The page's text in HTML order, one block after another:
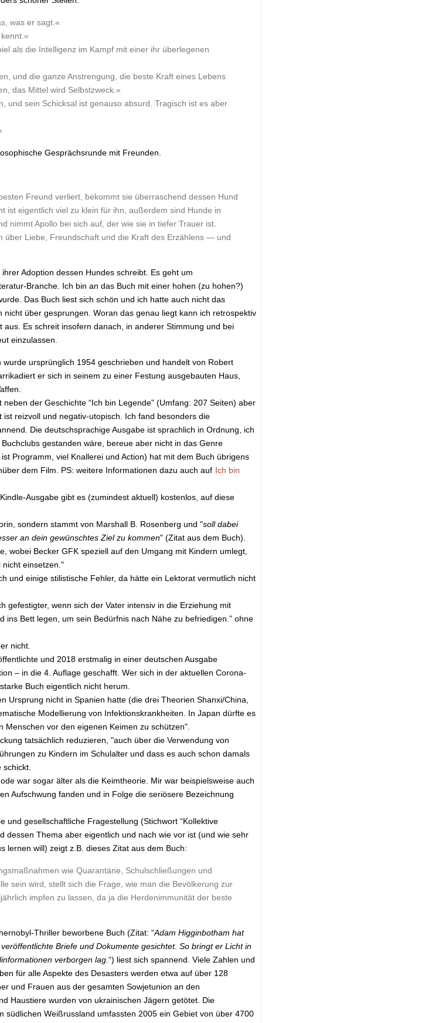
was er sagt.«
als die Intelligenz im Kampf mit einer ihr überlegenen
und die ganze Anstrengung, die beste Kraft eines Lebens
das Mittel wird Selbstzweck.«
und sein Schicksal ist genauso absurd. Tragisch ist es aber
Gesprächsrunde mit Freunden.
Freund verliert, bekommt sie überraschend dessen Hund
ist eigentlich viel zu klein für ihn, außerdem sind Hunde in
nimmt Apollo bei sich auf, der wie sie in tiefer Trauer ist.
über Liebe, Freundschaft und die Kraft des Erzählens — und
Adoption dessen Hundes schreibt. Es geht um
Branche. Ich bin an das Buch mit einer hohen (zu hohen?)
Das Buch liest sich schön und ich hatte auch nicht das
nicht über gesprungen. Woran das genau liegt kann ich retrospektiv
Es schreit insofern danach, in anderer Stimmung und bei
einzulassen.
wurde ursprünglich 1954 geschrieben und handelt von Robert
er sich in seinem zu einer Festung ausgebauten Haus,
der Geschichte “Ich bin Legende” (Umfang: 207 Seiten) aber
reizvoll und negativ-utopisch. Ich fand besonders die
Die deutschsprachige Ausgabe ist sprachlich in Ordnung, ich
gestanden wäre, bereue aber nicht in das Genre
Programm, viel Knallerei und Action) hat mit dem Buch übrigens
dem Film. PS: weitere Informationen dazu auch auf Ich bin
Kindle-Ausgabe gibt es (zumindest aktuell) kostenlos, auf diese
sondern stammt von Marshall B. Rosenberg und "soll dabei
an dein gewünschtes Ziel zu kommen" (Zitat aus dem Buch).
wobei Becker GFK speziell auf den Umgang mit Kindern umlegt,
nicht einsetzen."
und einige stilistische Fehler, da hätte ein Lektorat vermutlich nicht
gefestigter, wenn sich der Vater intensiv in die Erziehung mit
ins Bett legen, um sein Bedürfnis nach Nähe zu befriedigen.” ohne
nicht.
und 2018 erstmalig in einer deutschen Ausgabe
– in die 4. Auflage geschafft. Wer sich in der aktuellen Corona-
Buch eigentlich nicht herum.
Ursprung nicht in Spanien hatte (die drei Theorien Shanxi/China,
Modellierung von Infektionskrankheiten. In Japan dürfte es
vor den eigenen Keimen zu schützen".
tatsächlich reduzieren, "auch über die Verwendung von
zu Kindern im Schulalter und dass es auch schon damals
war sogar älter als die Keimtheorie. Mir war beispielsweise auch
Aufschwung fanden und in Folge die seriösere Bezeichnung
und gesellschaftliche Fragestellung (Stichwort “Kollektive
dessen Thema aber eigentlich und nach wie vor ist (und wie sehr
lernen will) zeigt z.B. dieses Zitat aus dem Buch:
wie Quarantäne, Schulschließungen und
sein wird, stellt sich die Frage, wie man die Bevölkerung zur
impfen zu lassen, da ja die Herdenimmunität der beste
Thriller beworbene Buch (Zitat: “Adam Higginbotham hat
Briefe und Dokumente gesichtet. So bringt er Licht in
verborgen lag.“) liest sich spannend. Viele Zahlen und
für alle Aspekte des Desasters werden etwa auf über 128
und Frauen aus der gesamten Sowjetunion an den
Haustiere wurden von ukrainischen Jägern getötet. Die
Weißrussland umfassten 2005 ein Gebiet von über 4700